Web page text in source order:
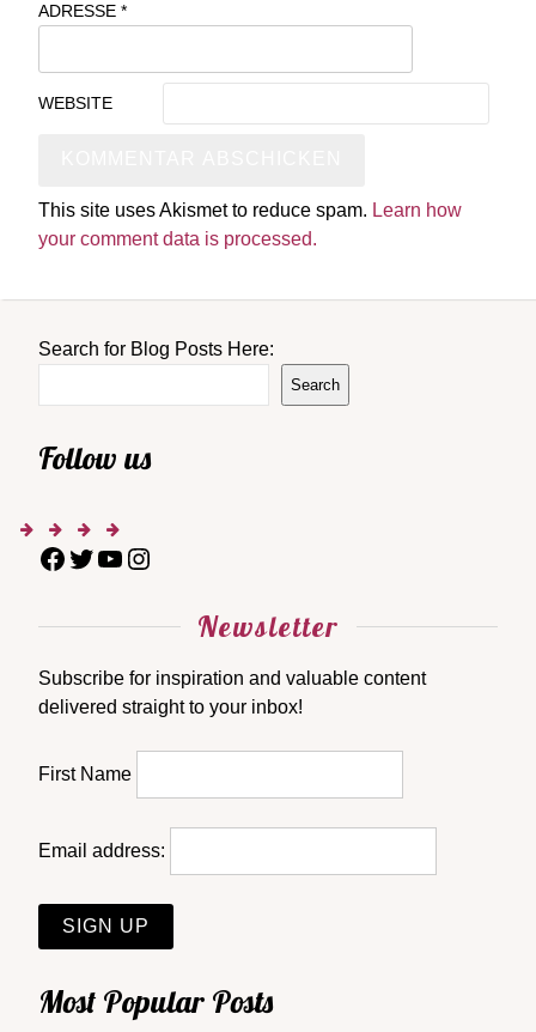
ADRESSE *
WEBSITE
This site uses Akismet to reduce spam. Learn how
your comment data is processed.
Search for Blog Posts Here:
Search
Follow us
Newsletter
Subscribe for inspiration and valuable content
delivered straight to your inbox!
First Name
Email address:
Most Popular Posts